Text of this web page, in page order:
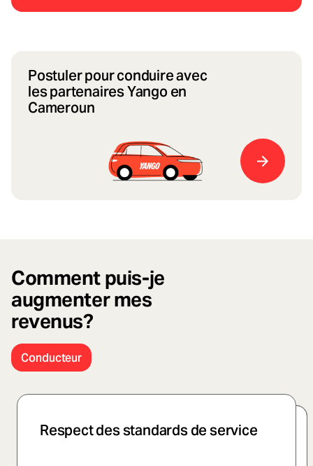
Postuler pour conduire avec
les partenaires Yango en
Cameroun
Comment puis-je
augmenter mes
revenus?
Conducteur
Respect des standards de service
Recevoir une priorité sur les